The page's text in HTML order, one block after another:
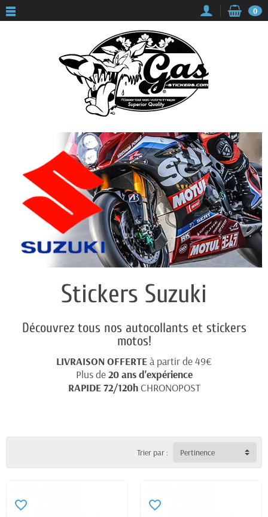
0
Stickers Suzuki
Découvrez tous nos autocollants et stickers
motos!
LIVRAISON OFFERTEà partir de 49€
Plus de20 ans d'expérience
RAPIDE 72/120hCHRONOPOST
Trier par : Pertinence
favorite_border favorite_border
Panneau de gestion des cookies